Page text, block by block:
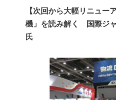
【次回から大幅リニュー
機」を読み解く 国際ジ
氏